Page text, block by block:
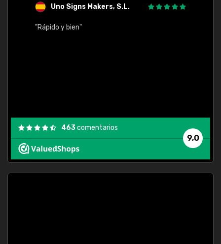
Uno Signs Makers, S.L.
"Rápido y bien"
9,0
463comentarios